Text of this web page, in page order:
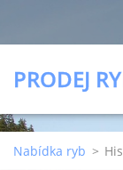
PRODEJ
Nabídka ryb >